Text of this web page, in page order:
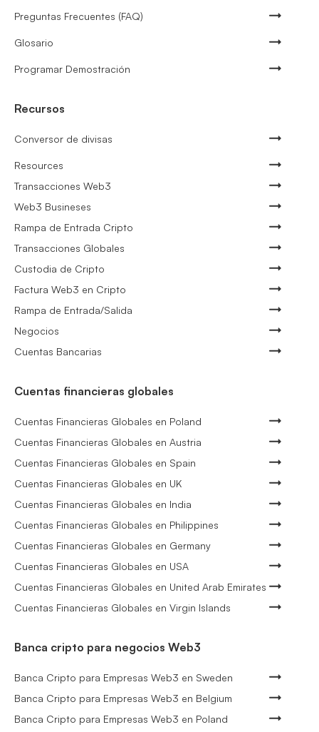
Preguntas Frecuentes (FAQ)
Glosario
Programar Demostración
Recursos
Conversor de divisas
Resources
Transacciones Web3
Web3 Busineses
Rampa de Entrada Cripto
Transacciones Globales
Custodia de Cripto
Factura Web3 en Cripto
Rampa de Entrada/Salida
Negocios
Cuentas Bancarias
Cuentas financieras globales
Cuentas Financieras Globales en Poland
Cuentas Financieras Globales en Austria
Cuentas Financieras Globales en Spain
Cuentas Financieras Globales en UK
Cuentas Financieras Globales en India
Cuentas Financieras Globales en Philippines
Cuentas Financieras Globales en Germany
Cuentas Financieras Globales en USA
Cuentas Financieras Globales en United Arab Emirates
Cuentas Financieras Globales en Virgin Islands
Banca cripto para negocios Web3
Banca Cripto para Empresas Web3 en Sweden
Banca Cripto para Empresas Web3 en Belgium
Banca Cripto para Empresas Web3 en Poland